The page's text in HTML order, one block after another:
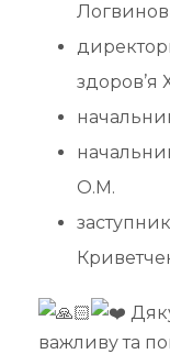
здоров’я
О.М.
важливу та